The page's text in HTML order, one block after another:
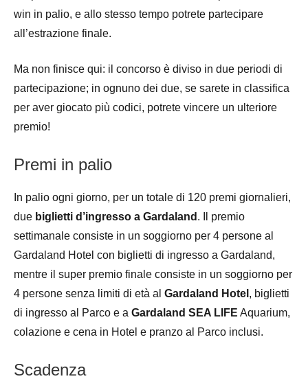
win in palio, e allo stesso tempo potrete partecipare
all’estrazione finale.
Ma non finisce qui: il concorso è diviso in due periodi di
partecipazione; in ognuno dei due, se sarete in classifica
per aver giocato più codici, potrete vincere un ulteriore
premio!
Premi in palio
In palio ogni giorno, per un totale di 120 premi giornalieri,
due biglietti d’ingresso a Gardaland . Il premio
settimanale consiste in un soggiorno per 4 persone al
Gardaland Hotel con biglietti di ingresso a Gardaland,
mentre il super premio finale consiste in un soggiorno per
4 persone senza limiti di età al Gardaland Hotel , biglietti
di ingresso al Parco e a Gardaland SEA LIFE Aquarium,
colazione e cena in Hotel e pranzo al Parco inclusi.
Scadenza